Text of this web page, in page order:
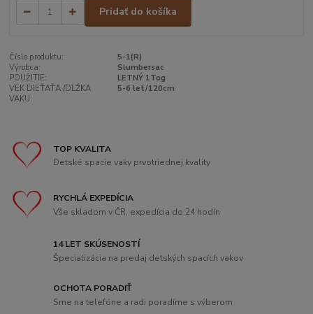
Pridať do košíka
Číslo produktu:
5-1(R)
Výrobca:
Slumbersac
POUŽITIE:
LETNÝ 1Tog
VEK DIEŤAŤA /DĹŽKA
VAKU:
5-6 let/120cm
TOP KVALITA
Detské spacie vaky prvotriednej kvality
RYCHLÁ EXPEDÍCIA
Vše skladom v ČR, expedícia do 24 hodín
14 LET SKÚSENOSTÍ
Špecializácia na predaj detských spacích vakov
OCHOTA PORADIŤ
Sme na telefóne a radi poradíme s výberom